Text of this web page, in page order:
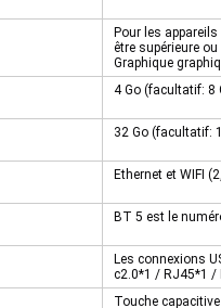
Pour les
être supérieure ou
Graphique
4 Go (facultatif: 8
32 Go (facultatif:
Ethernet et WIFI
BT 5 est le
Les connexions
c2.0*1 / RJ45*1 /
Touche capacitive